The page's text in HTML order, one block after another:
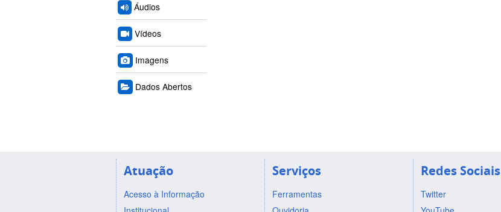
Áudios
Vídeos
Imagens
Dados Abertos
Atuação
Acesso à Informação
Serviços
Ferramentas
Redes Sociais
Twitter